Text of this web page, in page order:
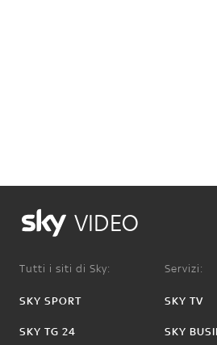
VIDEO
Tutti i siti di Sky:
SKY SPORT
SKY TG 24
Servizi:
SKY TV
SKY